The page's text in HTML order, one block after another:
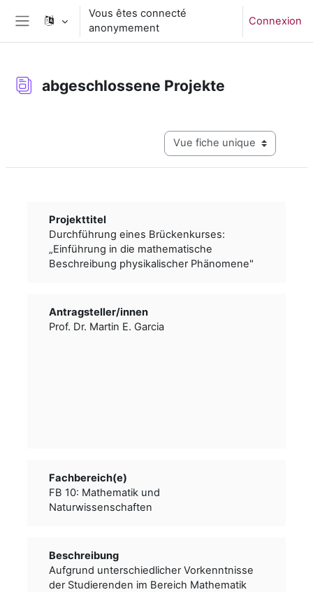
Passer au contenu principal
Panneau latéral
Vous êtes connecté
anonymement
Connexion
abgeschlossene Projekte
Navigation tertiaire du mode
Projekttitel
Durchführung eines Brückenkurses:
„Einführung in die mathematische
Beschreibung physikalischer Phänomene"
Antragsteller/­­innen
Prof. Dr. Martin E. Garcia
Fachbereich(e)
FB 10: Mathematik und
Naturwissenschaften
Beschreibung
Aufgrund unterschiedlicher Vorkenntnisse
der Studierenden im Bereich Mathematik